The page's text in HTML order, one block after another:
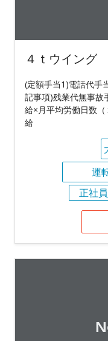
４ｔウイング
(定額手当1)電話代手
記事項)残業代無事故
給×月平均労働日数
給
運
正社員